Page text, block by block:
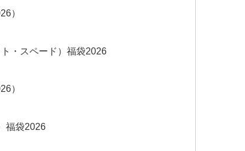
）
・スペード）福袋2026
）
福袋2026